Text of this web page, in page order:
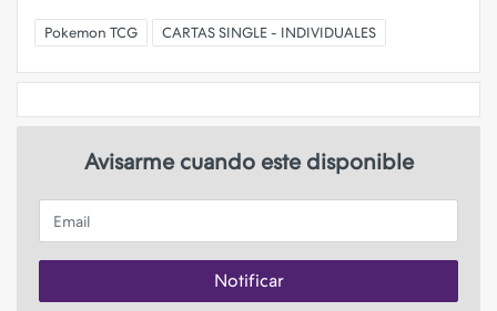
Pokemon TCG CARTAS SINGLE - INDIVIDUALES
Avisarme cuando este disponible
Email
Notificar